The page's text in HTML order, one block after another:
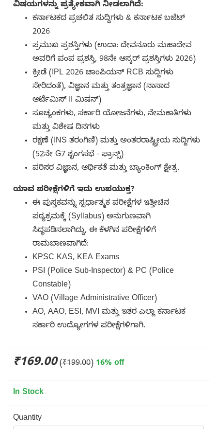
ವಿಷಯಗಳನ್ನು ಪ್ರತ್ಯೇಕವಾಗಿ ನೀಡಲಾಗಿದೆ:
ಕರ್ನಾಟಕದ ಪ್ರಚಲಿತ ಸುದ್ದಿಗಳು & ಕರ್ನಾಟಕ ಬಜೆಟ್
2026
ಪ್ರಮುಖ ಪ್ರಶಸ್ತಿಗಳು (ಉದಾ: ದೇವನೂರು ಮಹಾದೇವ
ಅವರಿಗೆ ಪಂಪ ಪ್ರಶಸ್ತಿ, 98ನೇ ಆಸ್ಕರ್ ಪ್ರಶಸ್ತಿಗಳು 2026)
ಕ್ರೀಡೆ (IPL 2026 ಚಾಂಪಿಯನ್ RCB ಸುದ್ದಿಗಳು
ಸೇರಿದಂತೆ), ವಿಜ್ಞಾನ ಮತ್ತು ತಂತ್ರಜ್ಞಾನ (ನಾಸಾದ
ಆರ್ಟೆಮಿಸ್ II ಮಿಷನ್)
ಸೂಚ್ಯಂಕಗಳು, ಸರ್ಕಾರಿ ಯೋಜನೆಗಳು, ನೇಮಕಾತಿಗಳು
ಮತ್ತು ವಿಶೇಷ ದಿನಗಳು
ರಕ್ಷಣೆ (INS ತರಂಗಿಣಿ) ಮತ್ತು ಅಂತರರಾಷ್ಟ್ರೀಯ ಸುದ್ದಿಗಳು
(52ನೇ G7 ಶೃಂಗಸಭೆ - ಫ್ರಾನ್ಸ್)
ಪರಿಸರ ವಿಜ್ಞಾನ, ಆರ್ಥಿಕತೆ ಮತ್ತು ಬ್ಯಾಂಕಿಂಗ್ ಕ್ಷೇತ್ರ.
ಯಾವ ಪರೀಕ್ಷೆಗಳಿಗೆ ಇದು ಉಪಯುಕ್ತ?
ಈ ಪುಸ್ತಕವನ್ನು ಸ್ಪರ್ಧಾತ್ಮಕ ಪರೀಕ್ಷೆಗಳ ಇತ್ತೀಚಿನ
ಪಠ್ಯಕ್ರಮಕ್ಕೆ (Syllabus) ಅನುಗುಣವಾಗಿ
ಸಿದ್ಧಪಡಿಸಲಾಗಿದ್ದು, ಈ ಕೆಳಗಿನ ಪರೀಕ್ಷೆಗಳಿಗೆ
ರಾಮಬಾಣವಾಗಿದೆ:
KPSC KAS, KEA Exams
PSI (Police Sub-Inspector) & PC (Police
Constable)
VAO (Village Administrative Officer)
AO, AAO, ESI, MVI ಮತ್ತು ಇತರ ಎಲ್ಲಾ ಕರ್ನಾಟಕ
ಸರ್ಕಾರಿ ಉದ್ಯೋಗಗಳ ಪರೀಕ್ಷೆಗಳಿಗಾಗಿ.
₹169.00 (₹199.00) 16% off
In Stock
Quantity